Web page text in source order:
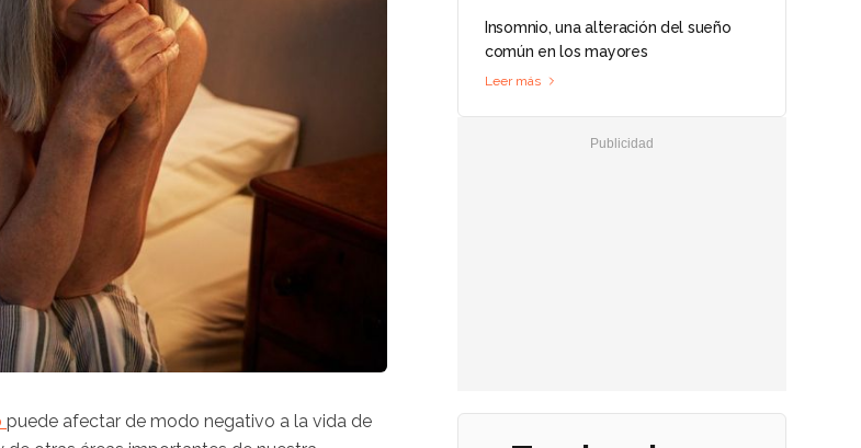
puede afectar de modo negativo a la vida de
Insomnio, una alteración del sueño
común en los mayores
Leer más